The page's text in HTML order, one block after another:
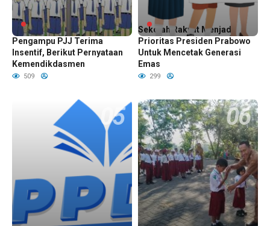
Guru Sekolah Induk
Pengampu PJJ Terima
Insentif, Berikut Pernyataan
Kemendikdasmen
509
Sekolah Rakyat Menjadi
Prioritas Presiden Prabowo
Untuk Mencetak Generasi
Emas
299